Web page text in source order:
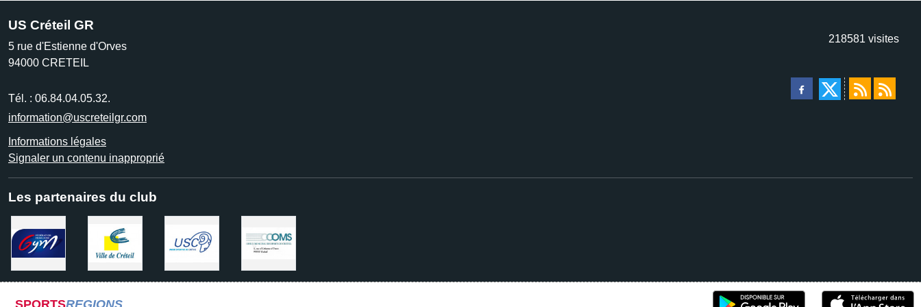
US Créteil GR
5 rue d'Estienne d'Orves
94000 CRETEIL
Tél. : 06.84.04.05.32.
information@uscreteilgr.com
Informations légales
Signaler un contenu inapproprié
218581 visites
Les partenaires du club
SPORTSREGIONS